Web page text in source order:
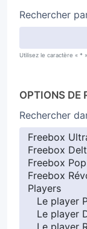
Rechercher
Utilisez le caractère « *
OPTIONS DE
Rechercher